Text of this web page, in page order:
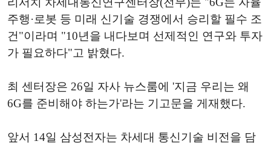
주행·로봇 등 미래 신기술 경쟁에서 승리할 필수 조
건"이라며 "10년을 내다보며 선제적인 연구와 투자
가 필요하다"고 밝혔다.
최 센터장은 26일 자사 뉴스룸에 '지금 우리는 왜
6G를 준비해야 하는가'라는 기고문을 게재했다.
앞서 14일 삼성전자는 차세대 통신기술 비전을 담